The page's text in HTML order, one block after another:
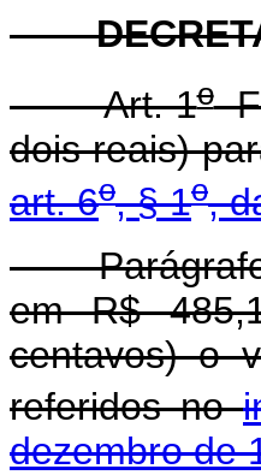
Art. 1o
dois reais)
art. 6o, § 1o,
Parágrafo
em R$
centavos) o
referidos no
dezembro de